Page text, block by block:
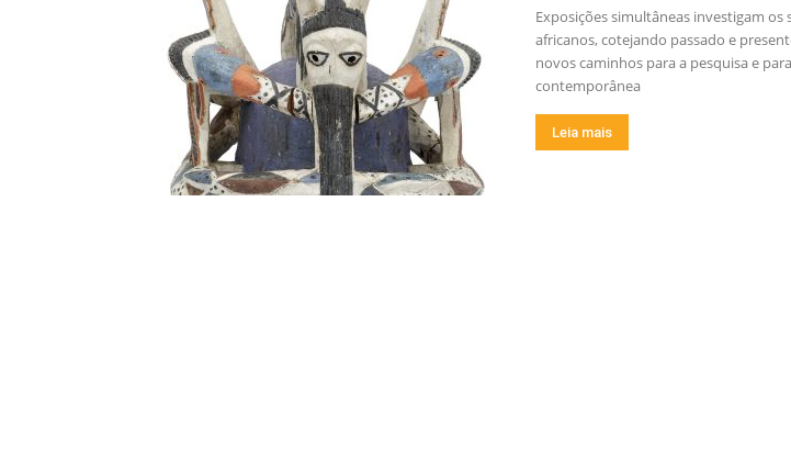
Exposições simultâneas investigam os
africanos, cotejando passado e
novos caminhos para a pesquisa e
contemporânea
Leia mais